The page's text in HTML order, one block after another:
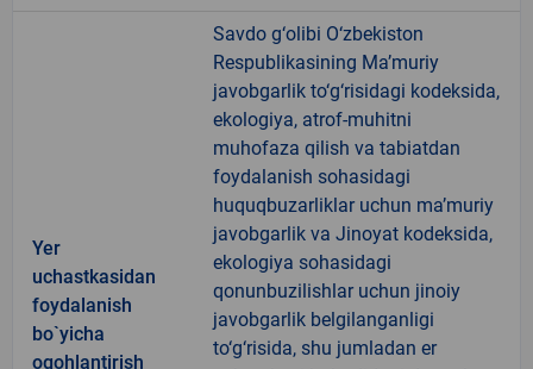
Yer
uchastkasidan
foydalanish
bo`yicha
ogohlantirish
Savdo g‘olibi O‘zbekiston
Respublikasining Ma’muriy
javobgarlik to‘g‘risidagi kodeksida,
ekologiya, atrof-muhitni
muhofaza qilish va tabiatdan
foydalanish sohasidagi
huquqbuzarliklar uchun ma’muriy
javobgarlik va Jinoyat kodeksida,
ekologiya sohasidagi
qonunbuzilishlar uchun jinoiy
javobgarlik belgilanganligi
to‘g‘risida, shu jumladan er